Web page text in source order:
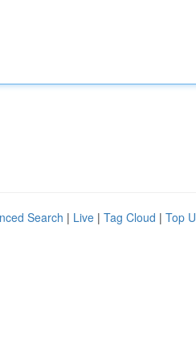
Search | Live | Tag Cloud | Top